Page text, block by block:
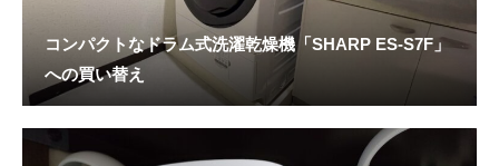
コンパクトなドラム式洗濯乾燥機「SHARP ES-S7F」
への買い替え